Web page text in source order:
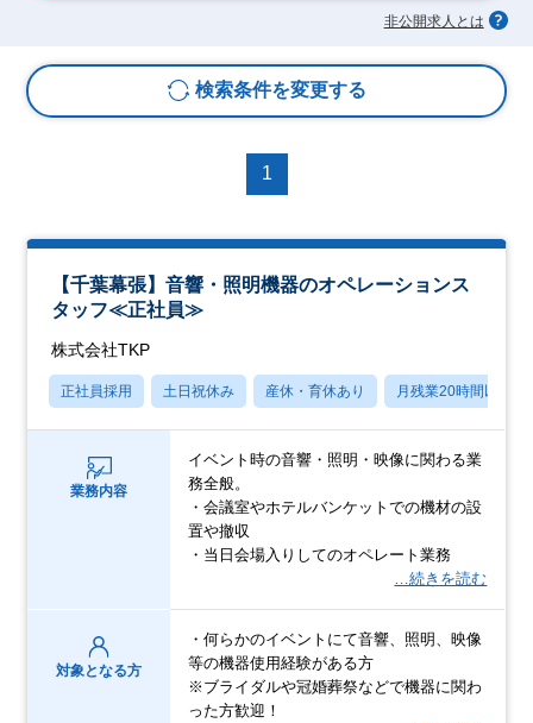
非公開求人とは
検索条件を変更する
1
【千葉幕張】音響・照明機器のオペレーションス
タッフ≪正社員≫
株式会社TKP
正社員採用 土日祝休み 産休・育休あり 月残業20時間以内
業務内容
イベント時の音響・照明・映像に関わる業
務全般。
・会議室やホテルバンケットでの機材の設
置や撤収
・当日会場入りしてのオペレート業務
…続きを読む
対象となる方
・何らかのイベントにて音響、照明、映像
等の機器使用経験がある方
※ブライダルや冠婚葬祭などで機器に関わ
った方歓迎！